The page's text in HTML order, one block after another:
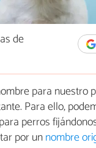
de
para nuestro
Para ello,
perros
por unnombre